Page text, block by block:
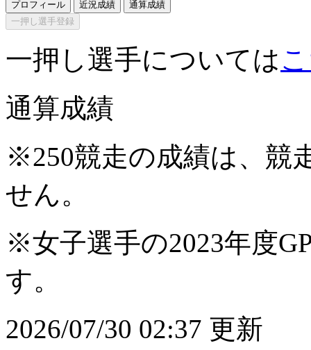
プロフィール 近況成績
通算成績
一押し選手登録
一押し選手については
通算成績
※250競走の成績は、競
せん。
※女子選手の2023年度
す。
2026/07/30 02:37 更新